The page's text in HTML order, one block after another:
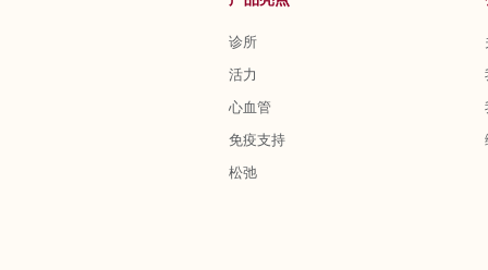
诊所
活力
心血管
免疫支持
松弛